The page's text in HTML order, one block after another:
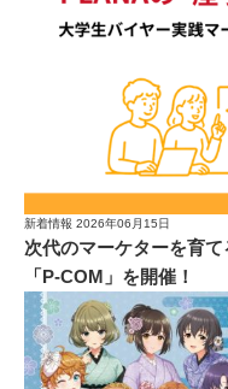
新着情報 2026年06月15日
次代のマーケターを育
「P-COM」を開催！